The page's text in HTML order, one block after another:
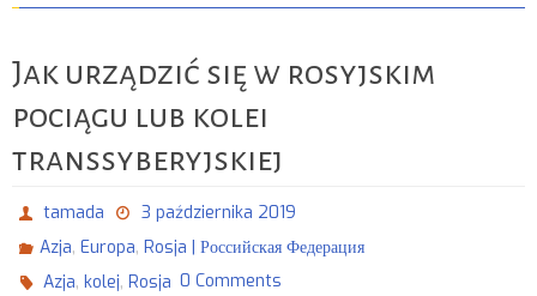
Jak urządzić się w rosyjskim
pociągu lub kolei
transsyberyjskiej
tamada
3 października 2019
Azja,Europa,Rosja | Российская Федерация
Azja,kolej,Rosja 0 Comments